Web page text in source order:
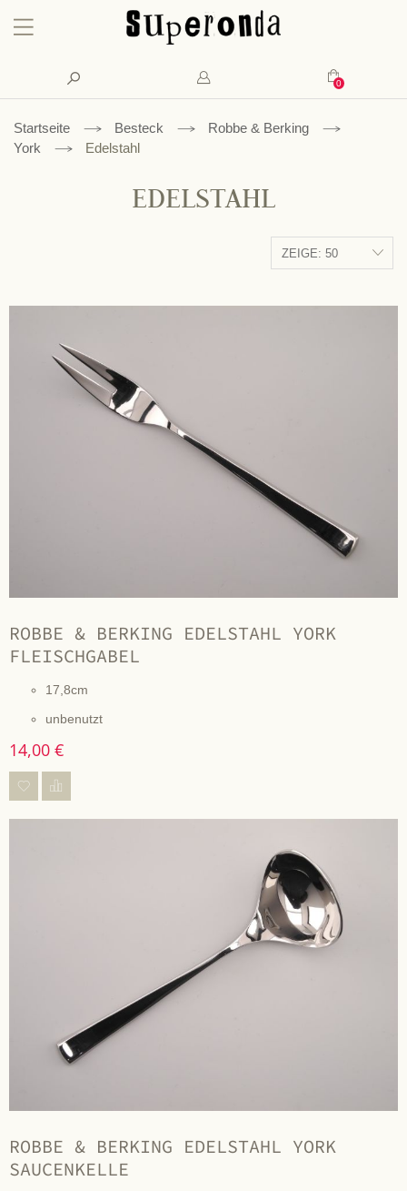
Konto
Mein
Suche
Startseite Besteck
Robbe & Berking
York
Edelstahl
EDELSTAHL
ROBBE & BERKING EDELSTAHL YORK
FLEISCHGABEL
17,8cm
unbenutzt
14,00 €
ROBBE & BERKING EDELSTAHL YORK
SAUCENKELLE